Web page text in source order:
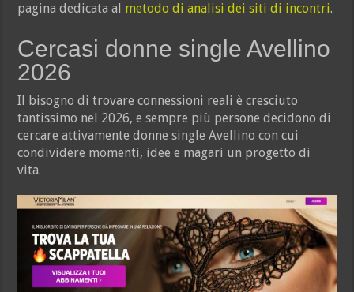
pagina dedicata al metodo di analisi dei siti di incontri.
Cercasi donne single Avellino
2026
Il bisogno di trovare connessioni reali è cresciuto
tantissimo nel 2026, e sempre più persone decidono di
cercare attivamente donne single Avellino con cui
condividere momenti, idee e magari un progetto di
vita.